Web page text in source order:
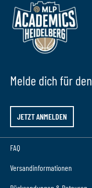
Melde dich für
JETZT ANMELDEN
FAQ
Versandinformationen